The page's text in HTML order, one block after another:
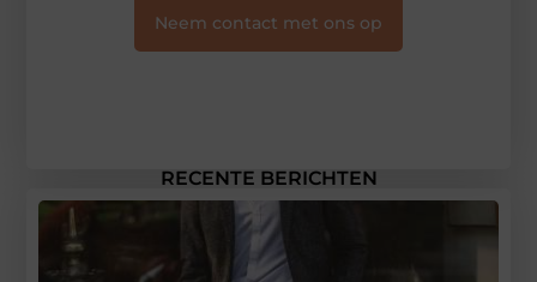
RECENTE BERICHTEN
Neem contact met ons op